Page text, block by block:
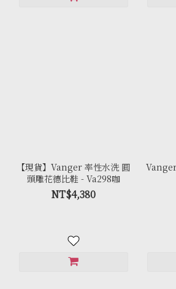
【現貨】Vanger 率性水洗 圓
頭雕花德比鞋 - Va298咖
NT$4,380